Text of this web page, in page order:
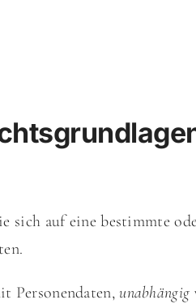
sich auf eine bestimmte
Personendaten,unabhängig